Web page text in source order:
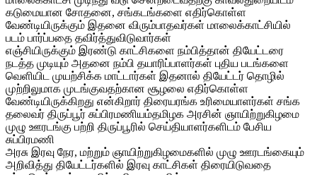
கடுமையான சோதனை, சங்கடங்களை எதிர்கொள்ள
வேண்டியிருக்கும் இதனை விரும்பாதவர்கள் மாலைக்காட்சியில்
படம் பார்ப்பதை தவிர்த்துவிடுவார்கள்
எஞ்சியிருக்கும் இரண்டு காட்சிகளை நம்பித்தான் தியேட்டரை
நடத்த முடியும் அதனை நம்பி தயாரிப்பாளர்கள் புதிய படங்களை
வெளியிட முயற்சிக்க மாட்டார்கள் இதனால் தியேட்டர் தொழில்
முற்றிலுமாக முடங்குவதற்கான சூழலை எதிர்கொள்ள
வேண்டியிருக்கிறது என்கிறார் திரையரங்க உரிமையாளர்கள் சங்க
தலைவர் திருப்பூர் சுப்பிரமணியம்தமிழக அரசின் ஞாயிற்றுகிழமை
முழு ஊரடங்கு பற்றி திருப்பூரில் செய்தியாளர்களிடம் பேசிய
சுப்பிரமணி
அரசு இரவு நேர, மற்றும் ஞாயிற்றுகிழமைகளில் முழு ஊரடங்கையும்
அறிவித்து தியேட்டர்களில் இரவு காட்சிகள் திரையிடுவதை